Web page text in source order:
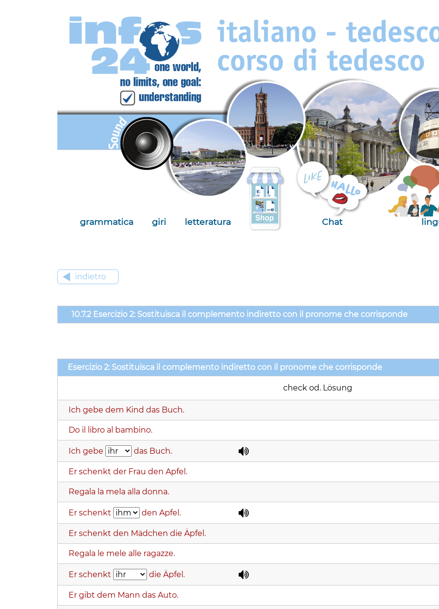
grammatica giri letteratura Chat
indietro
10.7.2 Esercizio 2: Sostituisca il complemento indiretto con il pronome che corrisponde
Esercizio 2: Sostituisca il complemento indiretto con il pronome che corrisponde
check od. Lösung
Ich gebe dem Kind das Buch.
Do il libro al bambino.
Ich gebe das Buch.
Er schenkt der Frau den Apfel.
Regala la mela alla donna.
Er schenkt den Apfel.
Er schenkt den Mädchen die Äpfel.
Regala le mele alle ragazze.
Er schenkt die Äpfel.
Er gibt dem Mann das Auto.